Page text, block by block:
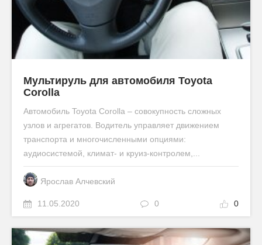
Мультируль для автомобиля Toyota
Corolla
Автомобиль Toyota Corolla – совокупность сложных
узлов и агрегатов. Водитель управляет движением
транспорта и многочисленными опциями:
аудиосистемой, климат- и круиз-контролем,...
Ярослав Алчевский
11.05.2020 0 0